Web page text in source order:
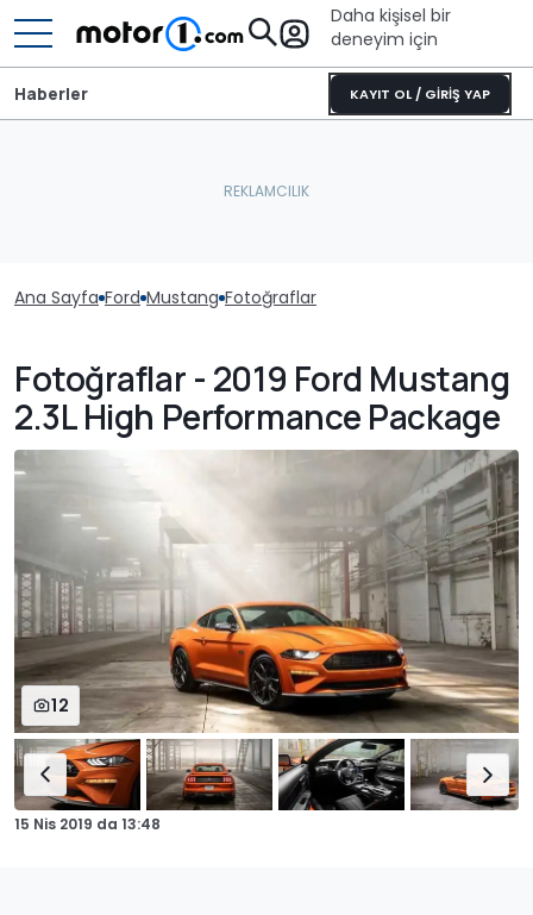
Daha kişisel bir
deneyim için
KAYIT OL / GİRİŞ YAP
Haberler
Ana Sayfa Ford Mustang Fotoğraflar
Fotoğraflar - 2019 Ford Mustang
2.3L High Performance Package
12
15 Nis 2019 da 13:48